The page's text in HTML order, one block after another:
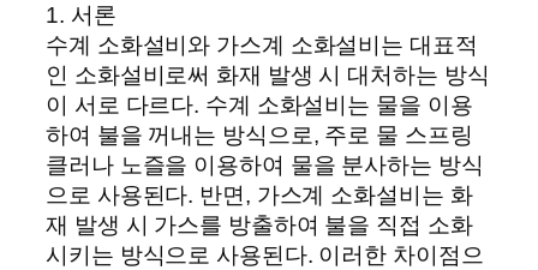
1. 서론
수계 소화설비와 가스계 소화설비는 대표적
인 소화설비로써 화재 발생 시 대처하는 방식
이 서로 다르다. 수계 소화설비는 물을 이용
하여 불을 꺼내는 방식으로, 주로 물 스프링
클러나 노즐을 이용하여 물을 분사하는 방식
으로 사용된다. 반면, 가스계 소화설비는 화
재 발생 시 가스를 방출하여 불을 직접 소화
시키는 방식으로 사용된다. 이러한 차이점으